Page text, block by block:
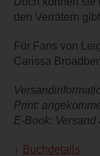
den Verrätern
Für Fans von
Carissa
Print:
E-Book: Versand
Buchdetails